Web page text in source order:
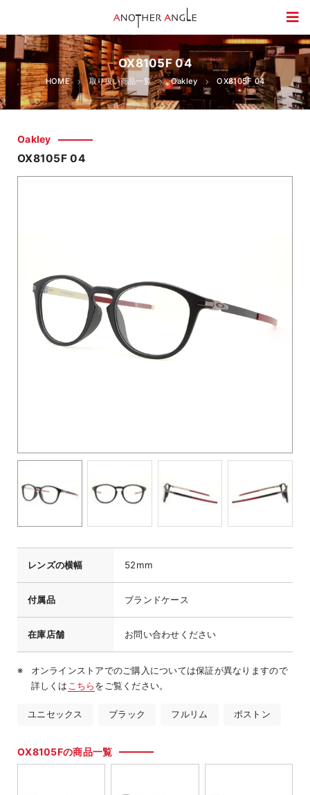
OX8105F 04
HOME 取り扱い商品一覧 Oakley OX8105F 04
Oakley
OX8105F 04
レンズの横幅 52mm
付属品 ブランドケース
在庫店舗 お問い合わせください
オンラインストアでのご購入については保証が異なりますので
詳しくは こちらをご覧ください。
ユニセックス ブラック フルリム ボストン
OX8105Fの商品一覧